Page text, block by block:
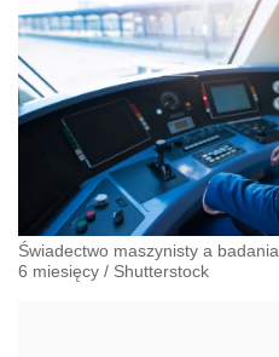
Świadectwo maszynisty a
6 miesięcy / Shutterstock